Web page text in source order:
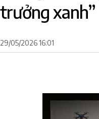
trưởng xanh”
29/05/2026 16:01